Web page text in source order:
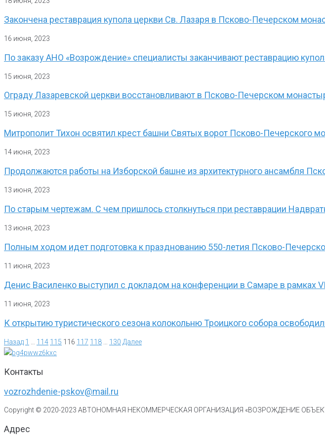
Закончена реставрация купола церкви Св. Лазаря в Псково-Печерском
16 июня, 2023
По заказу АНО «Возрождение» специалисты заканчивают реставрацию
15 июня, 2023
Ограду Лазаревской церкви восстановливают в Псково-Печерском
15 июня, 2023
Митрополит Тихон освятил крест башни Святых ворот Псково-Печерского
14 июня, 2023
Продолжаются работы на Изборской башне из архитектурного ансамбля
13 июня, 2023
По старым чертежам. С чем пришлось столкнуться при реставрации
13 июня, 2023
Полным ходом идет подготовка к празднованию 550-летия Псково-
11 июня, 2023
Денис Василенко выступил с докладом на конференции в Самаре в рамках
11 июня, 2023
К открытию туристического сезона колокольню Троицкого собора
Назад 1 114 115 116 117 118 130 Далее
Контакты
vozrozhdenie-pskov@mail.ru
Copyright © 2020-2023 АВТОНОМНАЯ НЕКОММЕРЧЕСКАЯ ОРГАНИЗАЦИЯ «ВОЗРОЖДЕНИЕ
Адрес